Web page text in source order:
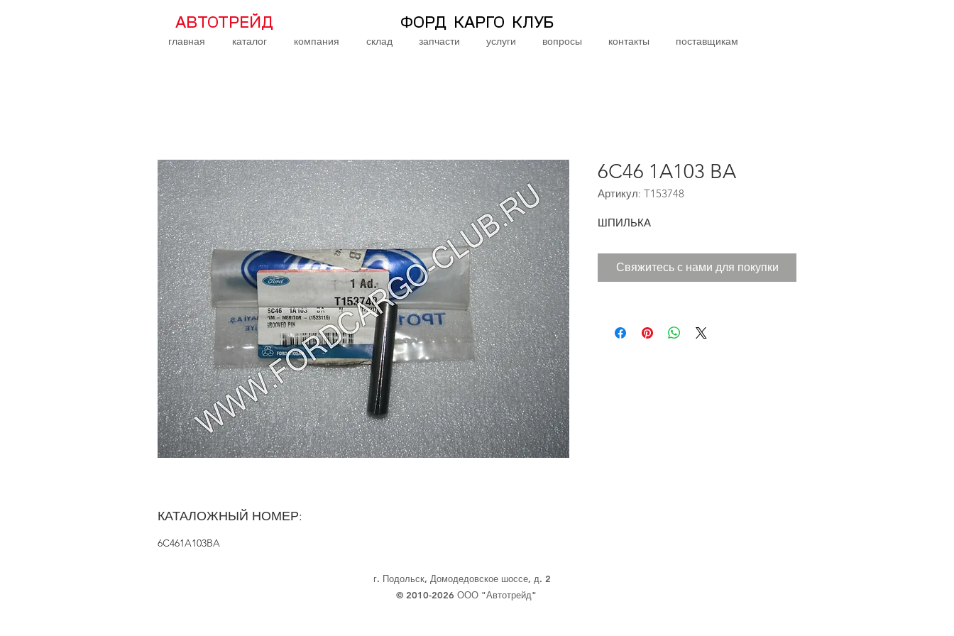
АВТОТРЕЙД ФОРД КАРГО КЛУБ
главная каталог компания склад запчасти услуги вопросы контакты поставщикам
6C46 1A103 BA
Артикул: T153748
ШПИЛЬКА
Свяжитесь с нами для покупки
КАТАЛОЖНЫЙ НОМЕР:
6C461A103BA
г. Подольск, Домодедовское шоссе, д. 2
© 2010-2026 ООО "Автотрейд"